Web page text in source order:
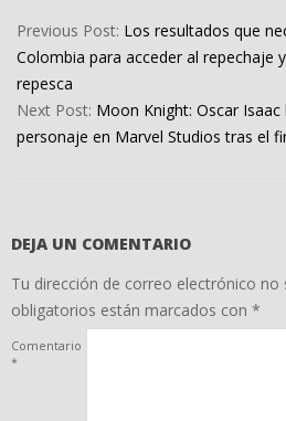
03-
28
Previous Post: Los resultados que
Colombia para acceder al repechaje
repesca
Next Post: Moon Knight: Oscar
personaje en Marvel Studios tras el
DEJA UN COMENTARIO
Tu dirección de correo electrónico no
obligatorios están marcados con *
Comentario
*